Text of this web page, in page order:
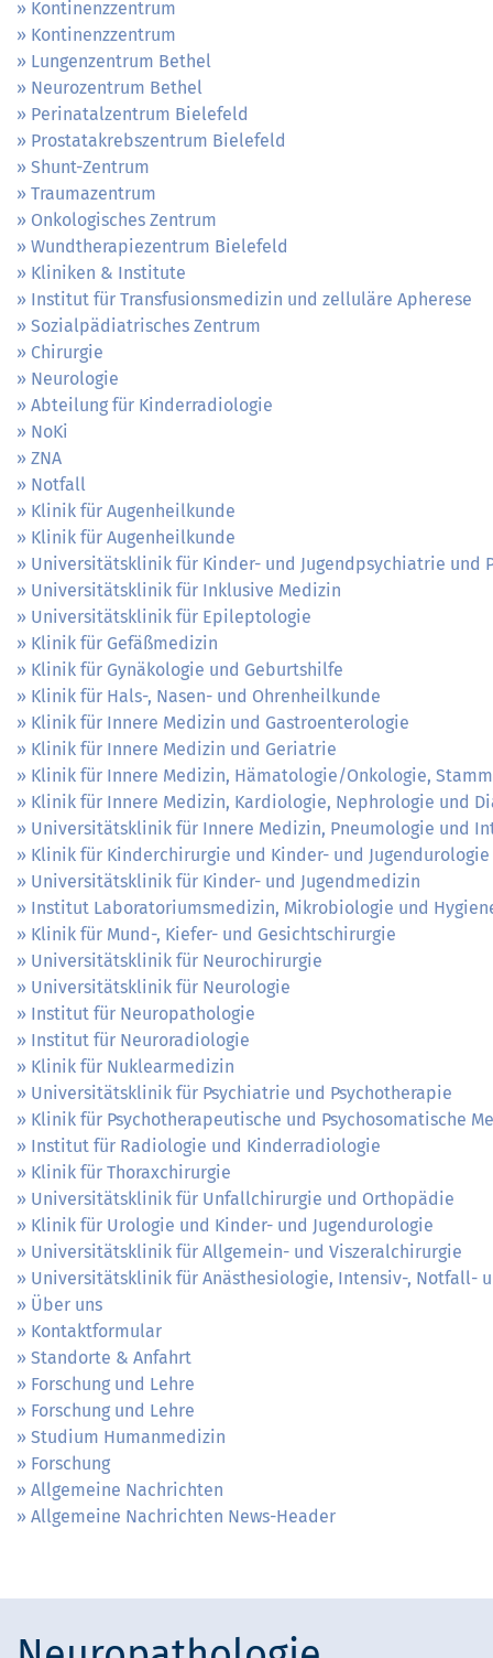
Kontinenzzentrum
Kontinenzzentrum
Lungenzentrum Bethel
Neurozentrum Bethel
Perinatalzentrum Bielefeld
Prostatakrebszentrum Bielefeld
Shunt-Zentrum
Traumazentrum
Onkologisches Zentrum
Wundtherapiezentrum Bielefeld
Kliniken & Institute
Institut für Transfusionsmedizin und zelluläre Apherese
Sozialpädiatrisches Zentrum
Chirurgie
Neurologie
Abteilung für Kinderradiologie
NoKi
ZNA
Notfall
Klinik für Augenheilkunde
Klinik für Augenheilkunde
Universitätsklinik für Kinder- und Jugendpsychiatrie und
Universitätsklinik für Inklusive Medizin
Universitätsklinik für Epileptologie
Klinik für Gefäßmedizin
Klinik für Gynäkologie und Geburtshilfe
Klinik für Hals-, Nasen- und Ohrenheilkunde
Klinik für Innere Medizin und Gastroenterologie
Klinik für Innere Medizin und Geriatrie
Klinik für Innere Medizin, Hämatologie/Onkologie,
Klinik für Innere Medizin, Kardiologie, Nephrologie und
Universitätsklinik für Innere Medizin, Pneumologie und
Klinik für Kinderchirurgie und Kinder- und Jugendurologie
Universitätsklinik für Kinder- und Jugendmedizin
Institut Laboratoriumsmedizin, Mikrobiologie und
Klinik für Mund-, Kiefer- und Gesichtschirurgie
Universitätsklinik für Neurochirurgie
Universitätsklinik für Neurologie
Institut für Neuropathologie
Institut für Neuroradiologie
Klinik für Nuklearmedizin
Universitätsklinik für Psychiatrie und Psychotherapie
Klinik für Psychotherapeutische und Psychosomatische
Institut für Radiologie und Kinderradiologie
Klinik für Thoraxchirurgie
Universitätsklinik für Unfallchirurgie und Orthopädie
Klinik für Urologie und Kinder- und Jugendurologie
Universitätsklinik für Allgemein- und Viszeralchirurgie
Universitätsklinik für Anästhesiologie, Intensiv-, Notfall-
Über uns
Kontaktformular
Standorte & Anfahrt
Forschung und Lehre
Forschung und Lehre
Studium Humanmedizin
Forschung
Allgemeine Nachrichten
Allgemeine Nachrichten News-Header